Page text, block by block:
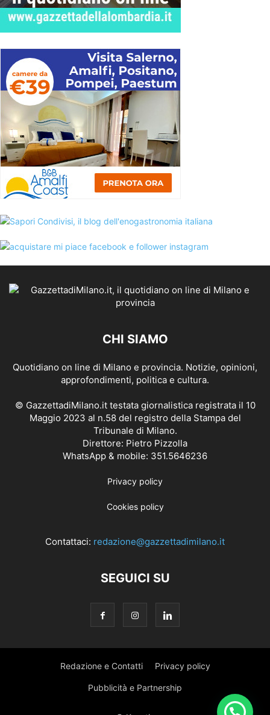
CHI SIAMO
Quotidiano on line di Milano e provincia. Notizie, opinioni,
approfondimenti, politica e cultura.
© GazzettadiMilano.it testata giornalistica registrata il 10
Maggio 2023 al n.58 del registro della Stampa del
Tribunale di Milano.
Direttore: Pietro Pizzolla
WhatsApp & mobile: 351.5646236
Privacy policy
Cookies policy
Contattaci: redazione@gazzettadimilano.it
SEGUICI SU
Redazione e Contatti Privacy policy
Pubblicità e Partnership